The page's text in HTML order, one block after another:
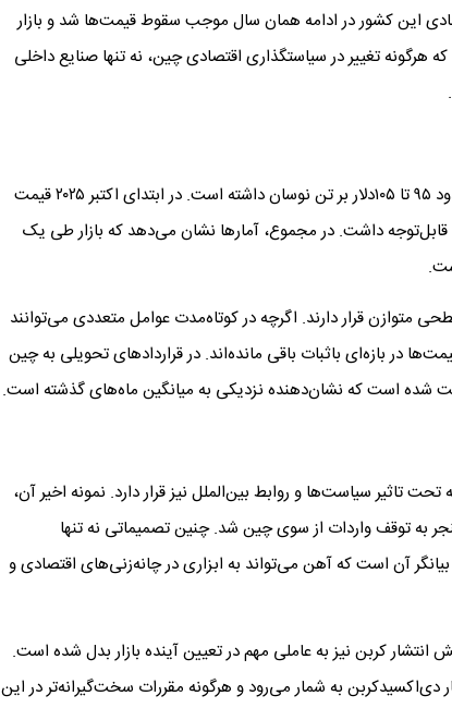
این کشور در ادامه همان سال موجب سقوط قیمت‌ها شد و بازار
هرگونه تغییر در سیاستگذاری اقتصادی چین، نه تنها صنایع داخلی
قیمت مرجع جهانی سنگ‌آهن در ماه‌های اخیر در محدوده حدود ۹۵ تا ۱۰۵دلار بر تن نوسان داشته است. در ابتدای اکتبر ۲۰۲۵ قیمت
افزایشی قابل‌توجه داشت. در مجموع، آمارها نشان می‌دهد که بازار طی یک
متوازن قرار دارند. اگرچه در کوتاه‌مدت عوامل متعددی می‌توانند
در بازه‌ای باثبات باقی مانده‌اند. در قراردادهای تحویلی به چین
تاثیر سیاست‌ها و روابط بین‌الملل نیز قرار دارد. نمونه اخیر آن،
توقف واردات از سوی چین شد. چنین تصمیماتی نه تنها
آن است که آهن می‌تواند به ابزاری در چانه‌زنی‌های اقتصادی و
کربن نیز به عاملی مهم در تعیین آینده بازار بدل شده است.
دی‌اکسیدکربن به شمار می‌رود و هرگونه مقررات سخت‌گیرانه‌تر در این